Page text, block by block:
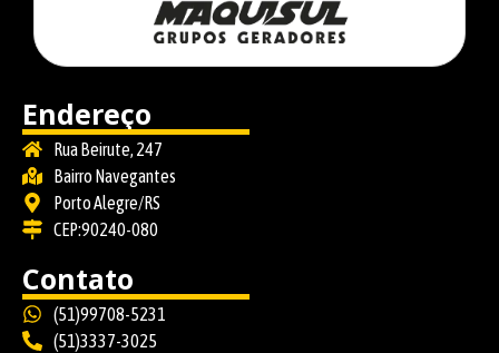
Endereço
Rua Beirute, 247
Bairro Navegantes
Porto Alegre/RS
CEP:90240-080
Contato
(51)99708-5231
(51)3337-3025